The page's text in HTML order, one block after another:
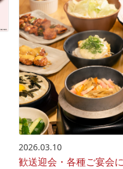
2026.03.10
歓送迎会・各種ご宴会